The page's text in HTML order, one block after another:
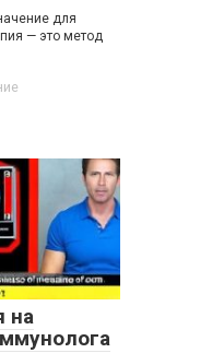
для
— это метод
на